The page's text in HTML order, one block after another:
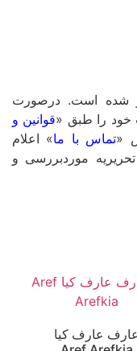
شده است. درصورت
خود را طبق «قوانین و
«تماس با ما» اعلام
موردبررسی و
عارف عارف کیا